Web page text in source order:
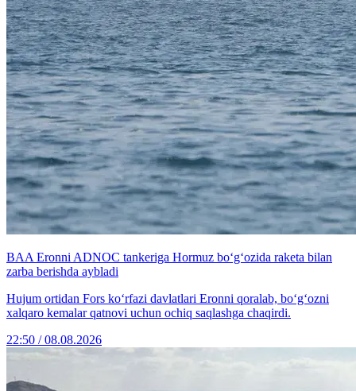
BAA Eronni ADNOC tankeriga Hormuz bo‘g‘ozida raketa bilan
zarba berishda aybladi
Hujum ortidan Fors ko‘rfazi davlatlari Eronni qoralab, bo‘g‘ozni
xalqaro kemalar qatnovi uchun ochiq saqlashga chaqirdi.
22:50 / 08.08.2026